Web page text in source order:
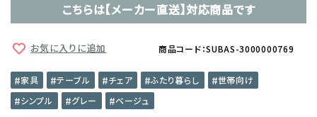
こちらは【メーカー直送】対応商品です
お気に入りに追加 商品コード：SUBAS-3000000769
家具 テーブル チェア ふたり暮らし
世帯向け
シンプル
グレー ベージュ